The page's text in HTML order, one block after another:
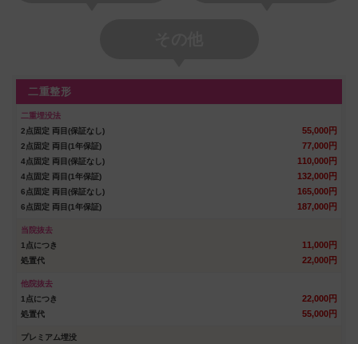
二重整形
二重埋没法
2点固定 両目(保証なし)
55,000円
2点固定 両目(1年保証) 77,000円
4点固定 両目(保証なし) 110,000円
4点固定 両目(1年保証) 132,000円
6点固定 両目(保証なし) 165,000円
6点固定 両目(1年保証) 187,000円
当院抜去
1点につき
11,000円
処置代 22,000円
他院抜去
1点につき
22,000円
処置代 55,000円
プレミアム埋没